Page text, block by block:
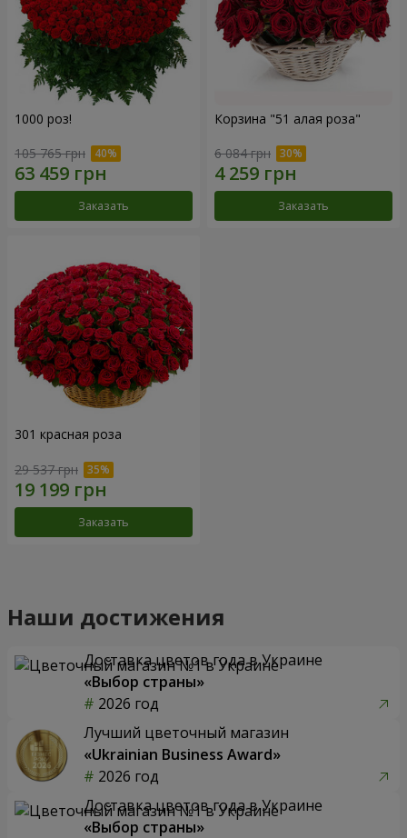
1000 роз!
105 765 грн
Заказать
Корзина "51 алая роза"
6 084 грн
Заказать
301 красная роза
29 537 грн
Заказать
Наши достижения
Доставка цветов года в Украине
«Выбор страны»
2026 год
Лучший цветочный магазин
«Ukrainian Business Award»
2026 год
Доставка цветов года в Украине
«Выбор страны»